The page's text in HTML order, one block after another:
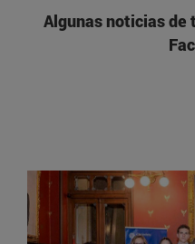
Algunas noticias de